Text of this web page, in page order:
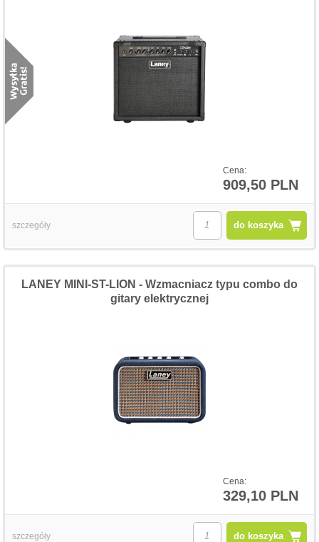
Cena:
909,50 PLN
do koszyka
szczegóły
Cena:
329,10 PLN
LANEY MINI-ST-LION - Wzmacniacz typu combo do
gitary elektrycznej
do koszyka
szczegóły